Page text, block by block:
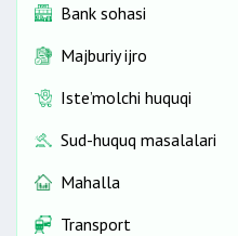
Bank sohasi
Majburiy ijro
Iste’molchi huquqi
Sud-huquq masalalari
Mahalla
Transport